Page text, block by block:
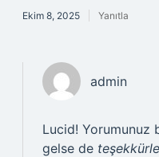
Ekim 8, 2025 Yanıtla
admin
Lucid! Yorumunuz
gelse de